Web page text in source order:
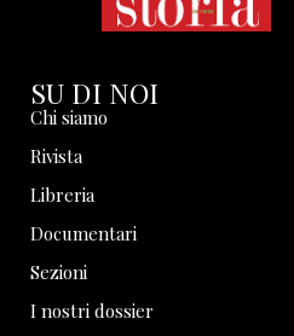
SU DI NOI
Chi siamo
Rivista
Libreria
Documentari
Sezioni
I nostri dossier